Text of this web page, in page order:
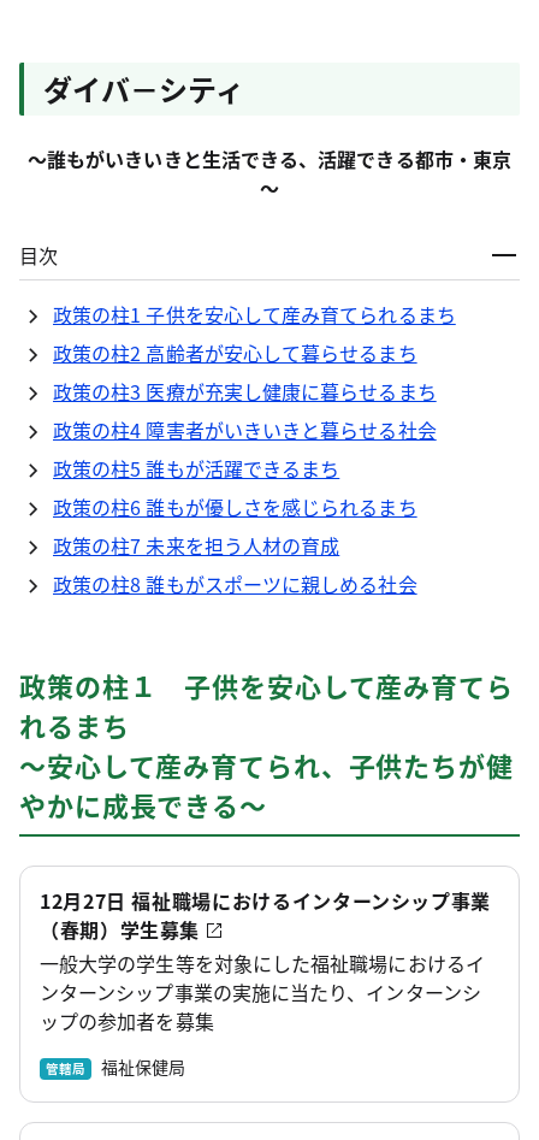
ダイバ－シティ
～誰もがいきいきと生活できる、活躍できる都市・東京
～
目次
政策の柱1 子供を安心して産み育てられるまち
政策の柱2 高齢者が安心して暮らせるまち
政策の柱3 医療が充実し健康に暮らせるまち
政策の柱4 障害者がいきいきと暮らせる社会
政策の柱5 誰もが活躍できるまち
政策の柱6 誰もが優しさを感じられるまち
政策の柱7 未来を担う人材の育成
政策の柱8 誰もがスポーツに親しめる社会
政策の柱１ 子供を安心して産み育てら
れるまち
～安心して産み育てられ、子供たちが健
やかに成長できる～
12月27日 福祉職場におけるインターンシップ事業
（春期）学生募集
一般大学の学生等を対象にした福祉職場におけるイ
ンターンシップ事業の実施に当たり、インターンシ
ップの参加者を募集
管轄局 福祉保健局